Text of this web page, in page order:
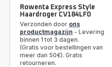
Rowenta Express Style
Haardroger CV184LF0
Verzonden door ons
productmagazijn - Levering
binnen 1 tot 3 dagen.
(Gratis voor bestellingen van
meer dan 50€). Gratis
retourneren.